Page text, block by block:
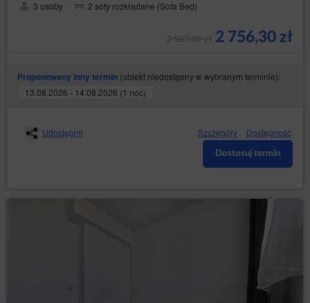
3 osoby 2 sofy rozkładane (Sofa Bed)
2 907,00 zł 2 756,30 zł
Proponowany inny termin (obiekt niedostępny w wybranym terminie):
13.08.2026 - 14.08.2026 (1 noc)
Udostępnij Szczegóły Dostępność
Dostosuj termin